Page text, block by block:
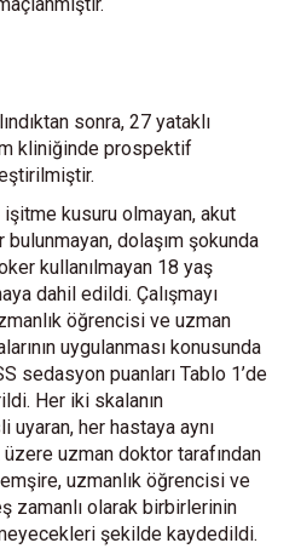
sonra, 27 yataklı
kliniğinde prospektif
kusuru olmayan, akut
dolaşım şokunda
kullanılmayan 18 yaş
dahil edildi. Çalışmayı
öğrencisi ve uzman
uygulanması konusunda
sedasyon puanları Tablo 1’de
Her iki skalanın
her hastaya aynı
uzman doktor tarafından
uzmanlık öğrencisi ve
zamanlı olarak birbirlerinin
şekilde kaydedildi.